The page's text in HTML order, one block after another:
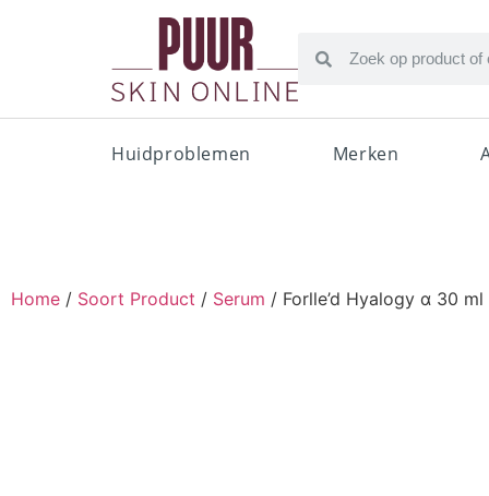
Huidproblemen Merken
Home / Soort Product / Serum / Forlle’d Hyalogy α 30 ml